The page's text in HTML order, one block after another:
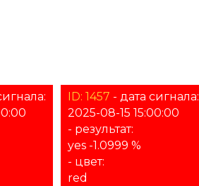
ID: 1457 - дата сигнала:
2025-08-15 15:00:00
- результат:
yes -1.0999 %
- цвет:
red